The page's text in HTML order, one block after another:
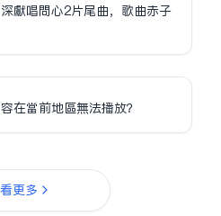
獻唱問心2片尾曲，歌曲赤子
在當前地區無法播放？
更多